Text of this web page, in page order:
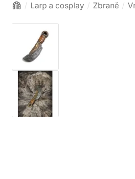
Larp a cosplay Zbraně